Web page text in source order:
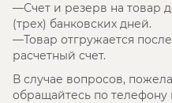
Счет и резерв на товар
(трех) банковских дней.
Товар отгружается
расчетный счет.
В случае вопросов,
обращайтесь по